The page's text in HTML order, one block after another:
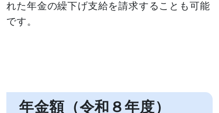
れた年金の繰下げ支給を請求することも可能
です。
年金額（令和８年度）